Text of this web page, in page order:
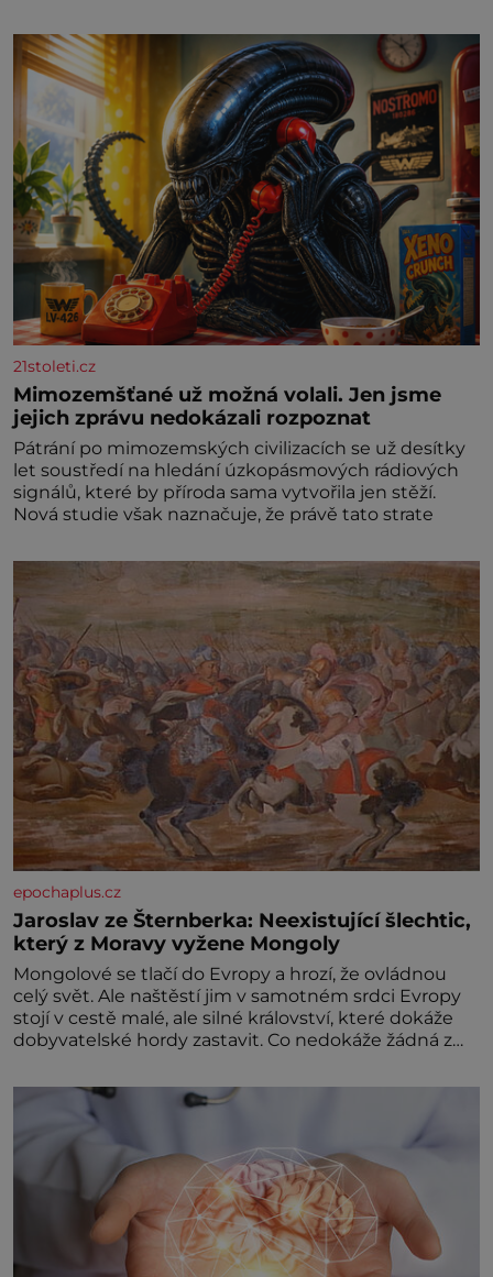
21stoleti.cz
Mimozemšťané už možná volali. Jen jsme
jejich zprávu nedokázali rozpoznat
Pátrání po mimozemských civilizacích se už desítky
let soustředí na hledání úzkopásmových rádiových
signálů, které by příroda sama vytvořila jen stěží.
Nová studie však naznačuje, že právě tato strate
epochaplus.cz
Jaroslav ze Šternberka: Neexistující šlechtic,
který z Moravy vyžene Mongoly
Mongolové se tlačí do Evropy a hrozí, že ovládnou
celý svět. Ale naštěstí jim v samotném srdci Evropy
stojí v cestě malé, ale silné království, které dokáže
dobyvatelské hordy zastavit. Co nedokáže žádná z
král. Nebo že by ne? Mongolové od roku 1223
postupují podél Kaspického a Azovského moře,